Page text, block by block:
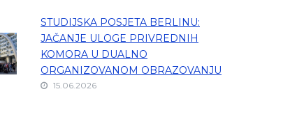
STUDIJSKA POSJETA BERLINU:
JAČANJE ULOGE PRIVREDNIH
KOMORA U DUALNO
ORGANIZOVANOM OBRAZOVANJU
15.06.2026